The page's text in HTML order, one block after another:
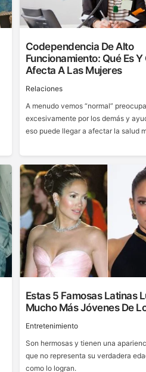
Codependencia De Alto
Funcionamiento: Qué Es Y
Afecta A Las Mujeres
Relaciones
A menudo vemos “normal”
excesivamente por los demás y
eso puede llegar a afectar la salud
Estas 5 Famosas Latinas
Mucho Más Jóvenes De
Entretenimiento
Son hermosas y tienen una
que no representa su verdadera
como lo logran.